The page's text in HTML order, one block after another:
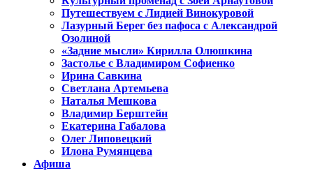
Путешествуем с Лидией Винокуровой
Лазурный Берег без пафоса с Александрой
Озолиной
«Задние мысли» Кирилла Олюшкина
Застолье с Владимиром Софиенко
Ирина Савкина
Светлана Артемьева
Наталья Мешкова
Владимир Берштейн
Екатерина Габалова
Олег Липовецкий
Илона Румянцева
Афиша